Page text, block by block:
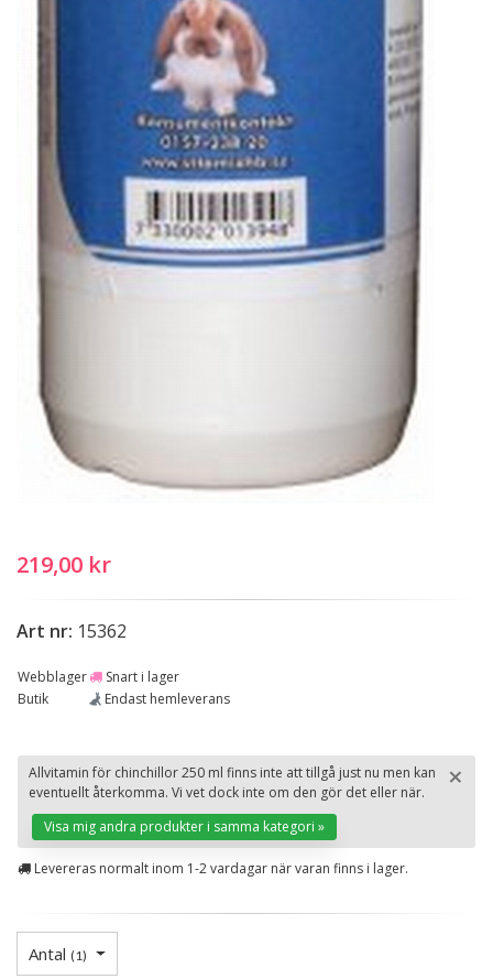
219,00 kr
Art nr: 15362
Webblager
Snart i lager
Butik
Endast hemleverans
×
Allvitamin för chinchillor 250 ml finns inte att tillgå just nu men kan
eventuellt återkomma. Vi vet dock inte om den gör det eller när.
Visa mig andra produkter i samma kategori »
Levereras normalt inom 1-2 vardagar när varan finns i lager.
Antal (1)